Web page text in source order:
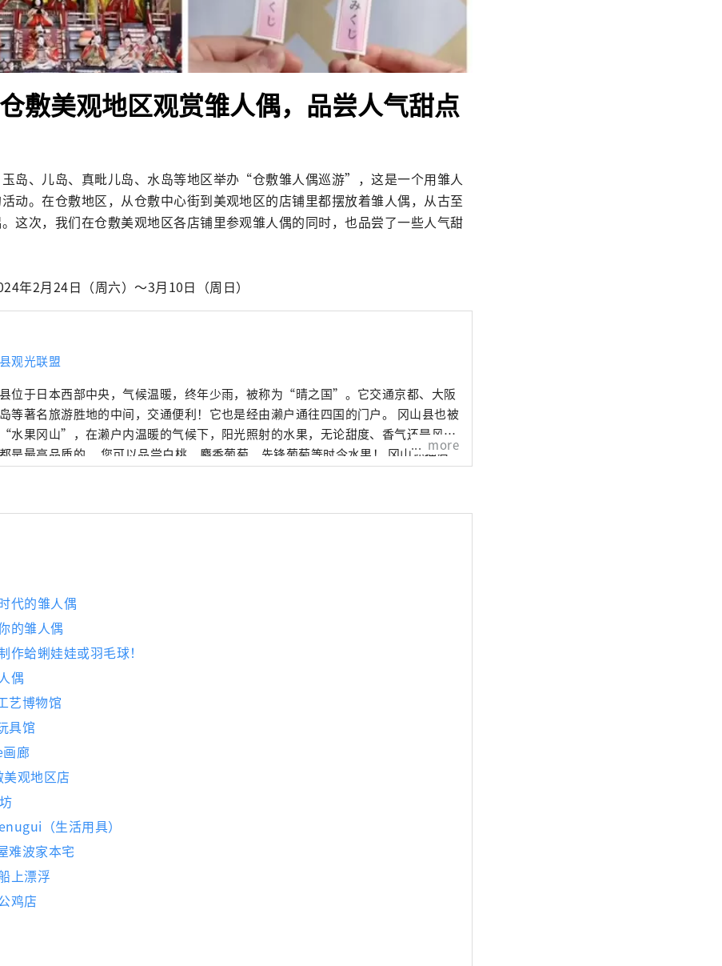
敷美观地区观赏雏人偶，品尝人气甜点
岛、儿岛、真毗儿岛、水岛等地区举办“仓敷雏人偶巡游”，这是一个用雏人
动。在仓敷地区，从仓敷中心街到美观地区的店铺里都摆放着雏人偶，从古至
这次，我们在仓敷美观地区各店铺里参观雏人偶的同时，也品尝了一些人气甜
年2月24日（周六）～3月10日（周日）
观光联盟
位于日本西部中央，气候温暖，终年少雨，被称为“晴之国”。它交通京都、大阪
等著名旅游胜地的中间，交通便利！它也是经由濑户通往四国的门户。 冈山县也被
水果冈山”，在濑户内温暖的气候下，阳光照射的水果，无论甜度、香气还是风
是最高品质的。 您可以品尝白桃、麝香葡萄、先锋葡萄等时令水果！ 冈山还拥有
的旅游景点，包括冈山城、日本三大名园之一的冈山后乐园以及拥有历史、文化和
more
代的雏人偶
的雏人偶
作蛤蜊娃娃或羽毛球！
偶
艺博物馆
具馆
廊
观地区店
（生活用具）
难波家本宅
上漂浮
鸡店